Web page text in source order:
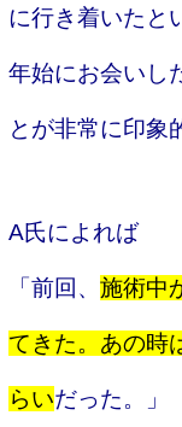
に行き着いたと
年始にお会いし
とが非常に印象
A氏によれば
「前回、 施術中
てきた。あの時
らいだった。」